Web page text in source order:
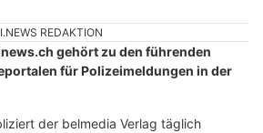
REDAKTION
gehört zu den führenden
für Polizeimeldungen in der
der belmedia Verlag täglich